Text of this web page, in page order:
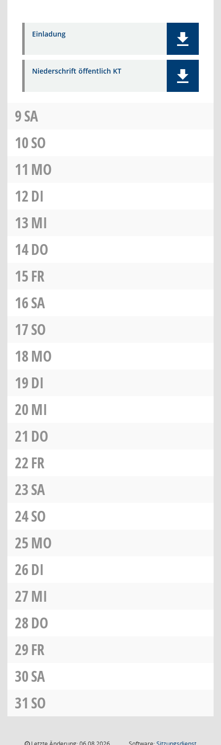
Einladung
Niederschrift öffentlich KT
9SA
10SO
11 MO
12DI
13MI
14DO
15FR
16SA
17SO
18MO
19DI
20MI
21 DO
22FR
23SA
24SO
25MO
26DI
27MI
28DO
29FR
30SA
31 SO